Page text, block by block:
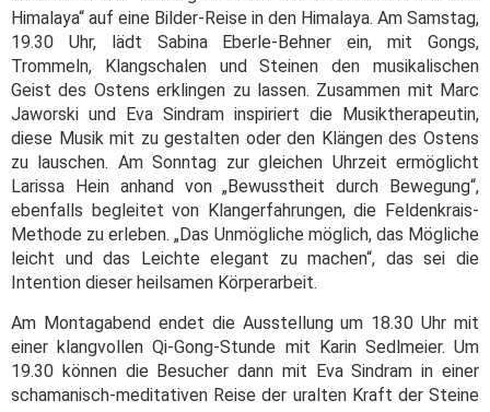
Himalaya“ auf eine Bilder-Reise in den Himalaya. Am Samstag,
19.30 Uhr, lädt Sabina Eberle-Behner ein, mit Gongs,
Trommeln, Klangschalen und Steinen den musikalischen
Geist des Ostens erklingen zu lassen. Zusammen mit Marc
Jaworski und Eva Sindram inspiriert die Musiktherapeutin,
diese Musik mit zu gestalten oder den Klängen des Ostens
zu lauschen. Am Sonntag zur gleichen Uhrzeit ermöglicht
Larissa Hein anhand von „Bewusstheit durch Bewegung“,
ebenfalls begleitet von Klangerfahrungen, die Feldenkrais-
Methode zu erleben. „Das Unmögliche möglich, das Mögliche
leicht und das Leichte elegant zu machen“, das sei die
Intention dieser heilsamen Körperarbeit.
Am Montagabend endet die Ausstellung um 18.30 Uhr mit
einer klangvollen Qi-Gong-Stunde mit Karin Sedlmeier. Um
19.30 können die Besucher dann mit Eva Sindram in einer
schamanisch-meditativen Reise der uralten Kraft der Steine